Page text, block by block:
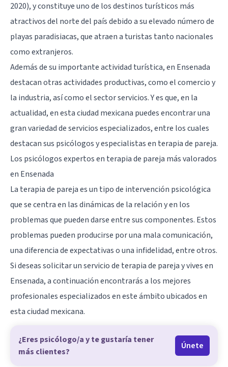
2020), y constituye uno de los destinos turísticos más
atractivos del norte del país debido a su elevado número de
playas paradisiacas, que atraen a turistas tanto nacionales
como extranjeros.
Además de su importante actividad turística, en Ensenada
destacan otras actividades productivas, como el comercio y
la industria, así como el sector servicios. Y es que, en la
actualidad, en esta ciudad mexicana puedes encontrar una
gran variedad de servicios especializados, entre los cuales
destacan sus psicólogos y especialistas en terapia de pareja.
Los psicólogos expertos en terapia de pareja más valorados
en Ensenada
La terapia de pareja es un tipo de intervención psicológica
que se centra en las dinámicas de la relación y en los
problemas que pueden darse entre sus componentes. Estos
problemas pueden producirse por una mala comunicación,
una diferencia de expectativas o una infidelidad, entre otros.
Si deseas solicitar un servicio de terapia de pareja y vives en
Ensenada, a continuación encontrarás a los mejores
profesionales especializados en este ámbito ubicados en
esta ciudad mexicana.
¿Eres psicólogo/a y te gustaría tener
más clientes?
Únete